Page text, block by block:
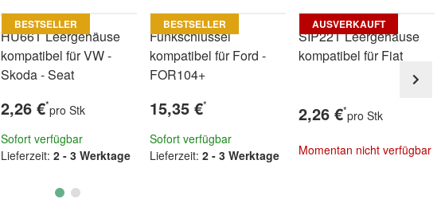
BESTSELLER
HU66T Leergehäuse
kompatibel für VW -
Skoda - Seat
2,26 €*pro Stk
Sofort verfügbar
Lieferzeit: 2 - 3 Werktage
BESTSELLER
Funkschlüssel
kompatibel für Ford -
FOR104+
15,35 €*
Sofort verfügbar
Lieferzeit: 2 - 3 Werktage
AUSVERKAUFT
SIP22T Leergehäuse
kompatibel für Fiat
2,26 €*pro Stk
Momentan nicht verfügbar